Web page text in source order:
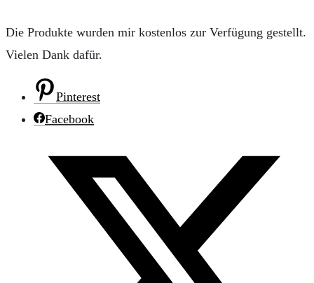
Die Produkte wurden mir kostenlos zur Verfügung gestellt.
Vielen Dank dafür.
Pinterest
Facebook